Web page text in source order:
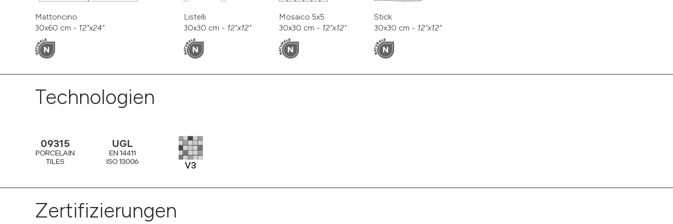
Mattoncino
30x60 cm - 12"x24"
Listelli
30x30 cm - 12"x12"
Mosaico 5x5
30x30 cm - 12"x12"
Stick
30x30 cm - 12"x12"
Technologien
Zertifizierungen